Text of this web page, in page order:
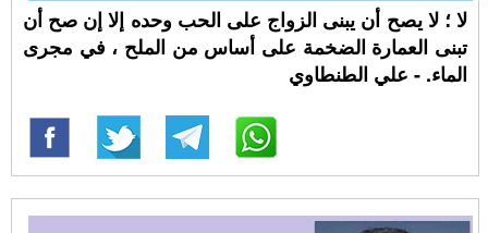
لا ؛ لا يصح أن يبنى الزواج على الحب وحده إلا إن صح أن
تبنى العمارة الضخمة على أساس من الملح ، في مجرى
الماء. - علي الطنطاوي